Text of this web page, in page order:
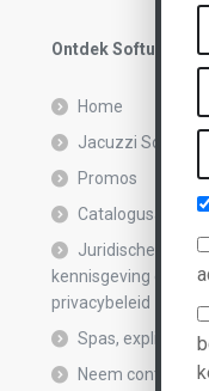
Ontdek Softub
Home
Jacuzzi Softub
Promos
Juridische
kennisgeving en
privacybeleid
Spas,
Neem contact